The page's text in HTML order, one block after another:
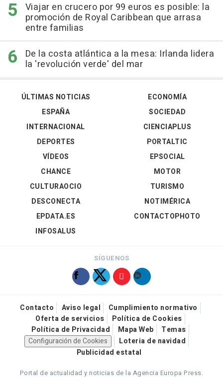
Viajar en crucero por 99 euros es posible: la
promoción de Royal Caribbean que arrasa
entre familias
De la costa atlántica a la mesa: Irlanda lidera
la 'revolución verde' del mar
ÚLTIMAS NOTICIAS
ESPAÑA
INTERNACIONAL
DEPORTES
VÍDEOS
ECONOMÍA
SOCIEDAD
CIENCIAPLUS
PORTALTIC
EPSOCIAL
CHANCE
CULTURAOCIO
DESCONECTA
EPDATA.ES
INFOSALUS
MOTOR
TURISMO
NOTIMÉRICA
CONTACTOPHOTO
SÍGUENOS
Contacto Aviso legal
Cumplimiento normativo
Oferta de servicios
Política de Cookies
Política de Privacidad
Mapa Web
Temas
Configuración de Cookies
Loteria de navidad
Publicidad estatal
Portal de actualidad y noticias de la Agencia Europa Press.